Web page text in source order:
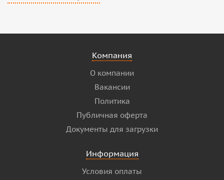
Компания
О компании
Вакансии
Политика
Публичная оферта
Документы для загрузки
Информация
Условия оплаты